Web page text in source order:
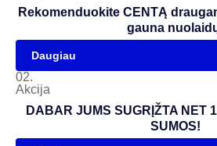
Rekomenduokite CENTĄ
gauna
Daugiau
02.
Akcija
DABAR JUMS SUGRĮŽTA NET
SUMOS!